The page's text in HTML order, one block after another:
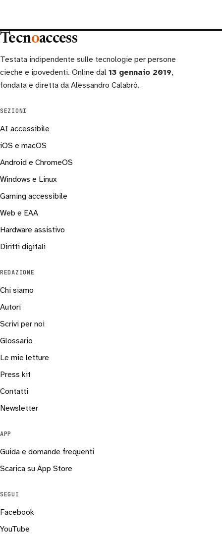
Tecnoaccess
Testata indipendente sulle tecnologie per persone
cieche e ipovedenti. Online dal 13 gennaio 2019,
fondata e diretta da Alessandro Calabrò.
SEZIONI
AI accessibile
iOS e macOS
Android e ChromeOS
Windows e Linux
Gaming accessibile
Web e EAA
Hardware assistivo
Diritti digitali
REDAZIONE
Chi siamo
Autori
Scrivi per noi
Glossario
Le mie letture
Press kit
Contatti
Newsletter
APP
Guida e domande frequenti
Scarica su App Store
SEGUI
Facebook
YouTube